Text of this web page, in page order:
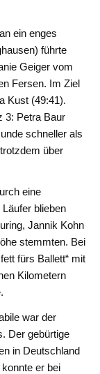
ein enges
führte
Geiger vom
Fersen. Im Ziel
Kust (49:41).
3: Petra Baur
schneller als
über
eine
blieben
Jannik Kohn
stemmten. Bei
fürs Ballett“ mit
Kilometern
war der
Der gebürtige
in Deutschland
er bei